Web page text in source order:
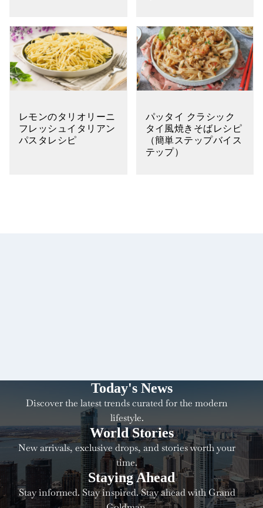
レモンのタリオリーニ
フレッシュイタリアン
パスタレシピ
パッタイ クラシック
タイ風焼きそばレシピ
（簡単ステップバイス
テップ）
Today's News
Discover the latest trends curated for the modern
lifestyle.
World Stories
New arrivals, exclusive drops, and stories worth your
time.
Staying Ahead
Stay informed. Stay inspired. Stay ahead with Grand